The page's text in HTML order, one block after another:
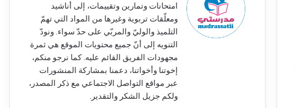
امتحانات وتمارين وتقييمات، إلى أناشيد
ومعلّقات تربوية وغيرها من المواد التي تهمّ
التلميذ والوليّ والمربّي على حدّ سواء. ونودّ
التنويه إلى أنّ جميع محتويات الموقع هي ثمرة
مجهودات الفريق القائم عليه. كما نرجو منكم،
إخوتنا وأخواتنا، دعمنا بمشاركة المنشورات
عبر مواقع التواصل الاجتماعي مع ذكر المصدر،
ولكم جزيل الشكر والتقدير.